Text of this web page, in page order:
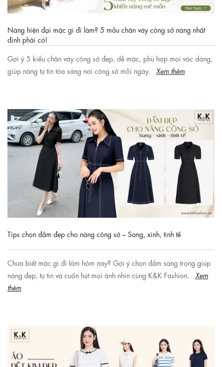
Nàng hiện đại mặc gì đi làm? 5 mẫu chân váy công sở nàng nhất
định phải có!
Gợi ý 5 kiểu chân váy công sở đẹp, dễ mặc, phù hợp mọi vóc dáng,
giúp nàng tự tin tỏa sáng nơi công sở mỗi ngày.
Xem thêm
Tips chọn đầm đẹp cho nàng công sở – Sang, xinh, tinh tế
Chưa biết mặc gì đi làm hôm nay? Gợi ý chọn đầm sang trọng giúp
nàng đẹp, tự tin và cuốn hút mọi ánh nhìn cùng K&K Fashion.
Xem
thêm